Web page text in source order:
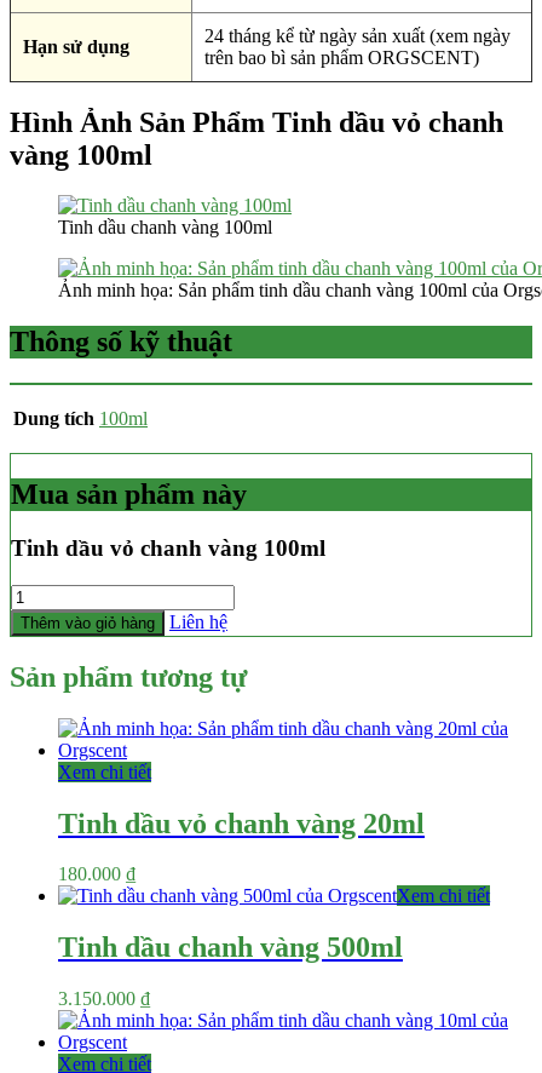
Hạn sử dụng
24 tháng kể từ ngày sản xuất (xem ngày
trên bao bì sản phẩm ORGSCENT)
Hình Ảnh Sản Phẩm Tinh dầu vỏ chanh
vàng 100ml
Tinh dầu chanh vàng 100ml
Ảnh minh họa: Sản phẩm tinh dầu chanh vàng 100ml của
Thông số kỹ thuật
Dung tích 100ml
Mua sản phẩm này
Tinh dầu vỏ chanh vàng 100ml
Số
lượng
Thêm vào giỏ hàng Liên hệ
Sản phẩm tương tự
Xem chi tiết
Tinh dầu vỏ chanh vàng 20ml
180.000 ₫
Xem chi tiết
Tinh dầu chanh vàng 500ml
3.150.000 ₫
Xem chi tiết